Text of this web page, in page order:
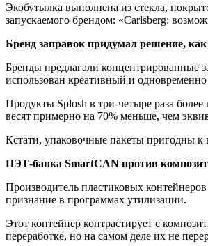
Экобутылка выполнена из стекла,
запускаемого брендом: «Carlsberg:
Бренд заправок придумал решение, как
Бренды предлагали концентрированные
использован креативный и
Продукты Splosh в три-четыре раза
весят примерно на 70% меньше, чем
Кстати, упаковочные пакеты пригодны к
ПЭТ-банка SmartCAN против
Производитель пластиковых
признание в программах утилизации.
Этот контейнер контрастирует с
переработке, но на самом деле их не